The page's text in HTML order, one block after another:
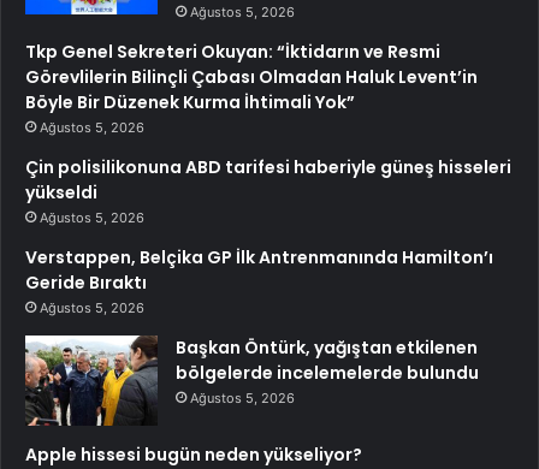
Ağustos 5, 2026
Tkp Genel Sekreteri Okuyan: “İktidarın ve Resmi
Görevlilerin Bilinçli Çabası Olmadan Haluk Levent’in
Böyle Bir Düzenek Kurma İhtimali Yok”
Ağustos 5, 2026
Çin polisilikonuna ABD tarifesi haberiyle güneş hisseleri
yükseldi
Ağustos 5, 2026
Verstappen, Belçika GP İlk Antrenmanında Hamilton’ı
Geride Bıraktı
Ağustos 5, 2026
Başkan Öntürk, yağıştan etkilenen
bölgelerde incelemelerde bulundu
Ağustos 5, 2026
Apple hissesi bugün neden yükseliyor?